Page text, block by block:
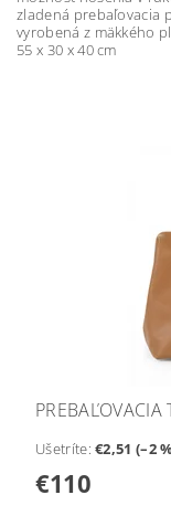
zladená prebaľovacia
vyrobená z mäkkého
55 x 30 x 40 cm
Ušetríte:€2,51 (–2
€110